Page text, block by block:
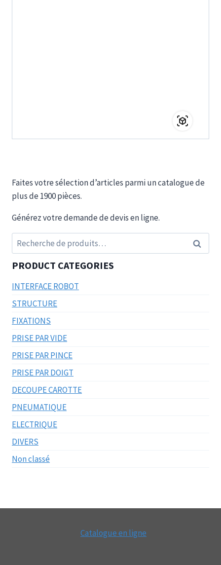
Faites votre sélection d’articles parmi un catalogue de
plus de 1900 pièces.
Générez votre demande de devis en ligne.
Recherche
pour :
PRODUCT CATEGORIES
INTERFACE ROBOT
STRUCTURE
FIXATIONS
PRISE PAR VIDE
PRISE PAR PINCE
PRISE PAR DOIGT
DECOUPE CAROTTE
PNEUMATIQUE
ELECTRIQUE
DIVERS
Non classé
Catalogue en ligne